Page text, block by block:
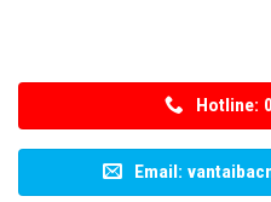
Hotline:
Email: